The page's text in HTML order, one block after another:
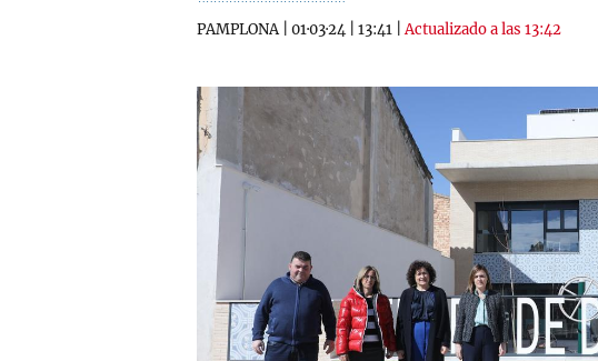
PAMPLONA| 01·03·24 13:41 |Actualizado a las 13:42